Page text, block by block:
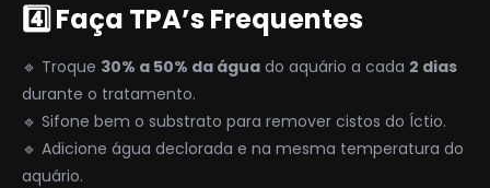
4️⃣ Faça TPA’s Frequentes
🔹 Troque 30% a 50% da água do aquário a cada 2 dias
durante o tratamento.
🔹 Sifone bem o substrato para remover cistos do Íctio.
🔹 Adicione água declorada e na mesma temperatura do
aquário.